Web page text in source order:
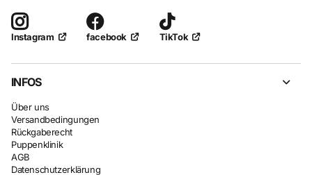
Instagram facebook TikTok
INFOS
Über uns
Versandbedingungen
Rückgaberecht
Puppenklinik
AGB
Datenschutzerklärung